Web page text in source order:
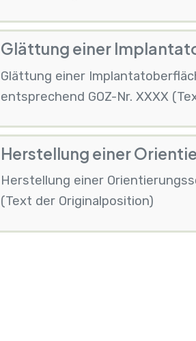
Glättung einer
Glättung einer
entsprechend GOZ-Nr. XXXX
Herstellung einer
Herstellung einer
(Text der Originalposition)